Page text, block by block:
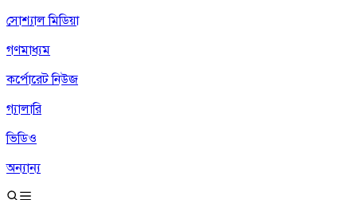
সোশ্যাল মিডিয়া
গণমাধ্যম
কর্পোরেট নিউজ
গ্যালারি
ভিডিও
অন্যান্য